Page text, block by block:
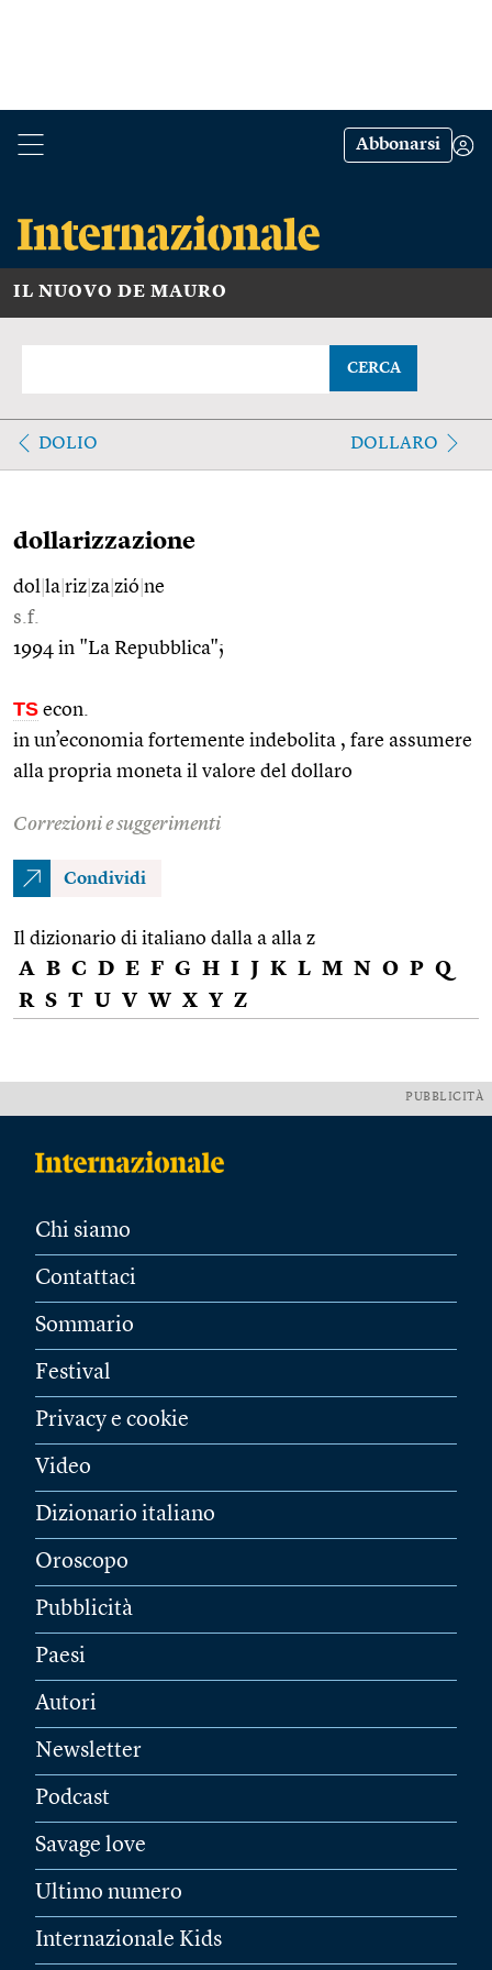
Abbonarsi
IL NUOVO DE MAURO
CERCA
DOLIO DOLLARO
dollarizzazione
dol la riz za zió ne
s.f.
1994 in "La Repubblica";
TS econ.
in un’economia fortemente indebolita , fare assumere
alla propria moneta il valore del dollaro
Correzioni e suggerimenti
Condividi
Il dizionario di italiano dalla a alla z
A B C D E F G H I J K L M N O P Q
R S T U V W X Y Z
PUBBLICITÀ
Chi siamo
Contattaci
Sommario
Festival
Privacy e cookie
Video
Dizionario italiano
Oroscopo
Pubblicità
Paesi
Autori
Newsletter
Podcast
Savage love
Ultimo numero
Internazionale Kids